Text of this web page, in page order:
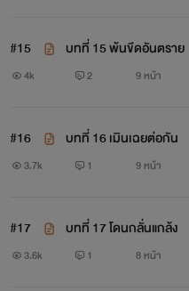
#15 บทที่ 15 พ้นขีดอันตราย
4k 2 9 หน้า
#16 บทที่ 16 เมินเฉยต่อกัน
3.7k 1 9 หน้า
#17 บทที่ 17 โดนกลั่นแกล้ง
3.6k 1 8 หน้า